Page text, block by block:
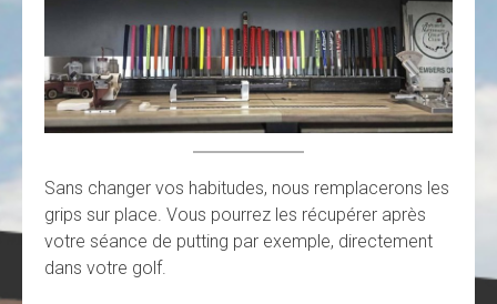
Sans changer vos habitudes, nous remplacerons les
grips sur place. Vous pourrez les récupérer après
votre séance de putting par exemple, directement
dans votre golf.